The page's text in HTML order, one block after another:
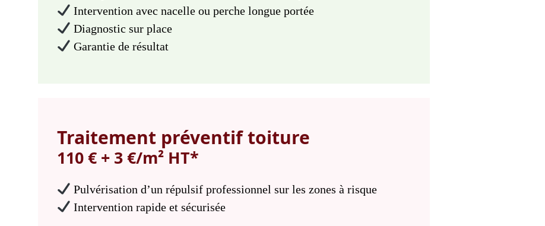
Intervention avec nacelle ou perche longue portée
Diagnostic sur place
Garantie de résultat
Traitement préventif toiture
110 € + 3 €/m² HT*
Pulvérisation d’un répulsif professionnel sur les zones à risque
Intervention rapide et sécurisée